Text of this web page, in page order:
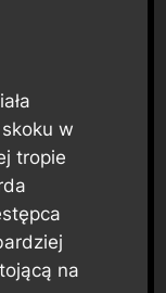
w
tropie
na